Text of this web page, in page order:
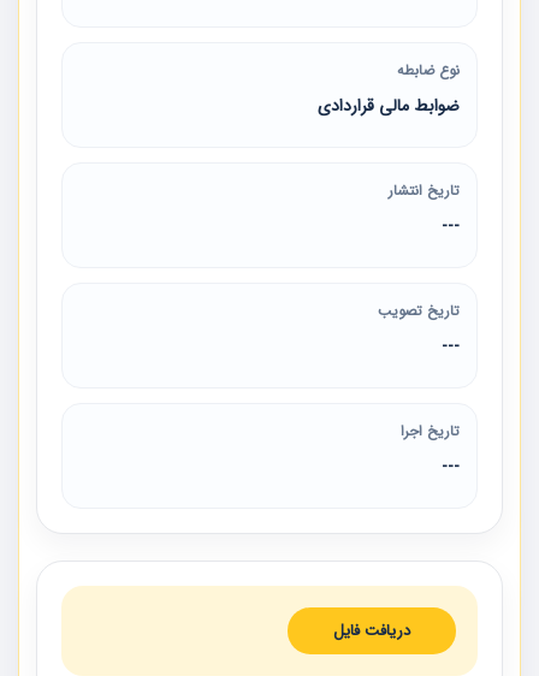
نوع ضابطه
ضوابط مالی قراردادی
تاریخ انتشار
---
تاریخ تصویب
---
تاریخ اجرا
---
دریافت فایل